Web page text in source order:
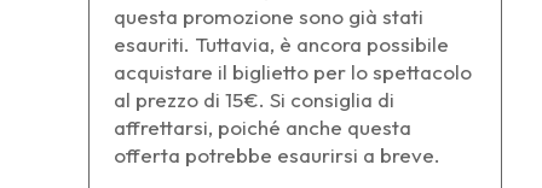
questa promozione sono già stati
esauriti. Tuttavia, è ancora possibile
acquistare il biglietto per lo spettacolo
al prezzo di 15€. Si consiglia di
affrettarsi, poiché anche questa
offerta potrebbe esaurirsi a breve.